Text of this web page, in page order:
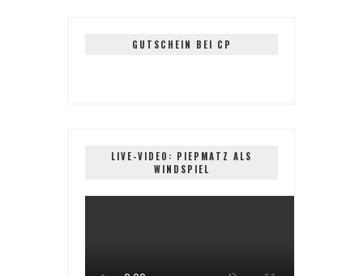
GUTSCHEIN BEI CP
LIVE-VIDEO: PIEPMATZ ALS
WINDSPIEL